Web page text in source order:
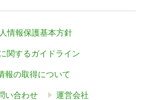
情報保護基本方針
関するガイドライン
報の取得について
い合わせ 運営会社